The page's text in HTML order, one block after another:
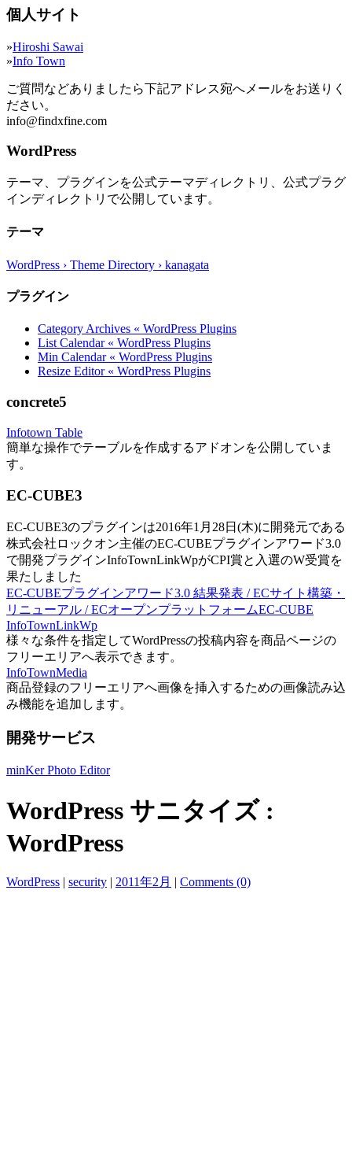
個人サイト
»Hiroshi Sawai
»Info Town
ご質問などありましたら下記アドレス宛へメールをお送りく
ださい。
info@findxfine.com
WordPress
テーマ、プラグインを公式テーマディレクトリ、公式プラグ
インディレクトリで公開しています。
テーマ
WordPress › Theme Directory › kanagata
プラグイン
Category Archives « WordPress Plugins
List Calendar « WordPress Plugins
Min Calendar « WordPress Plugins
Resize Editor « WordPress Plugins
concrete5
Infotown Table
簡単な操作でテーブルを作成するアドオンを公開していま
す。
EC-CUBE3
EC-CUBE3のプラグインは2016年1月28日(木)に開発元である
株式会社ロックオン主催のEC-CUBEプラグインアワード3.0
で開発プラグインInfoTownLinkWpがCPI賞と入選のW受賞を
果たしました
EC-CUBEプラグインアワード3.0 結果発表 / ECサイト構築・
リニューアル / ECオープンプラットフォームEC-CUBE
InfoTownLinkWp
様々な条件を指定してWordPressの投稿内容を商品ページの
フリーエリアへ表示できます。
InfoTownMedia
商品登録のフリーエリアへ画像を挿入するための画像読み込
み機能を追加します。
開発サービス
minKer Photo Editor
WordPress サニタイズ :
WordPress
WordPress | security | 2011年2月 | Comments (0)